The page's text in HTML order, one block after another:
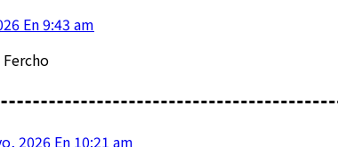
En 9:43 am
2026 En 10:21 am